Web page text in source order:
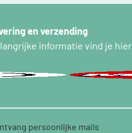
en verzending
informatie vind je hier
persoonlijke mails